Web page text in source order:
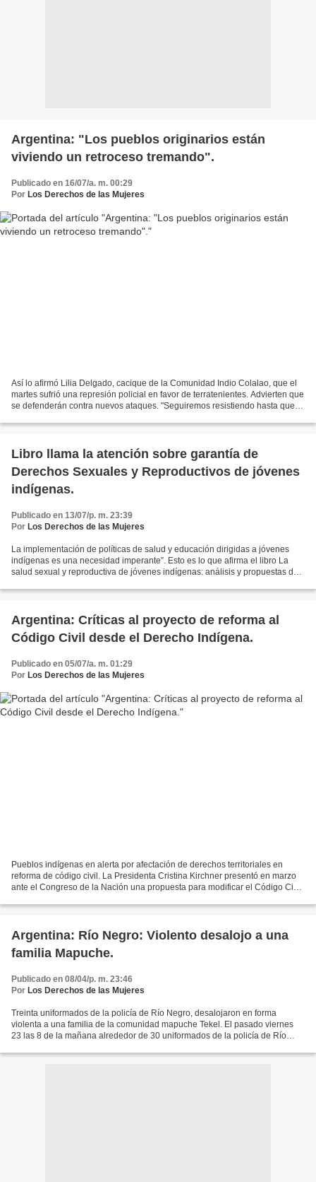
Argentina: "Los pueblos originarios están
viviendo un retroceso tremando".
Publicado en 16/07/a. m. 00:29
Por Los Derechos de las Mujeres
Así lo afirmó Lilia Delgado, cacique de la Comunidad Indio Colalao, que el
martes sufrió una represión policial en favor de terratenientes. Advierten que
se defenderán contra nuevos ataques. "Seguiremos resistiendo hasta que
Libro llama la atención sobre garantía de
Derechos Sexuales y Reproductivos de jóvenes
indígenas.
Publicado en 13/07/p. m. 23:39
Por Los Derechos de las Mujeres
La implementación de políticas de salud y educación dirigidas a jóvenes
indígenas es una necesidad imperante”. Esto es lo que afirma el libro La
salud sexual y reproductiva de jóvenes indígenas: análisis y propuestas de
Argentina: Críticas al proyecto de reforma al
Código Civil desde el Derecho Indígena.
Publicado en 05/07/a. m. 01:29
Por Los Derechos de las Mujeres
Pueblos indígenas en alerta por afectación de derechos territoriales en
reforma de código civil. La Presidenta Cristina Kirchner presentó en marzo
ante el Congreso de la Nación una propuesta para modificar el Código Civil
Argentina: Río Negro: Violento desalojo a una
familia Mapuche.
Publicado en 08/04/p. m. 23:46
Por Los Derechos de las Mujeres
Treinta uniformados de la policía de Río Negro, desalojaron en forma
violenta a una familia de la comunidad mapuche Tekel. El pasado viernes
23 las 8 de la mañana alrededor de 30 uniformados de la policía de Río